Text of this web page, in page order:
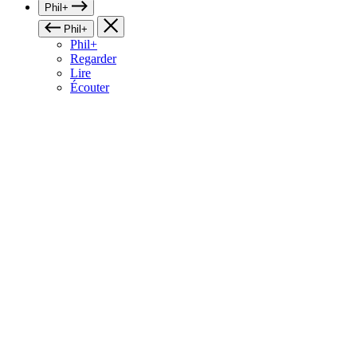
Phil+
Phil+
Phil+
Regarder
Lire
Écouter